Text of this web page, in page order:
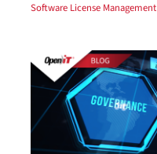
Software License Management